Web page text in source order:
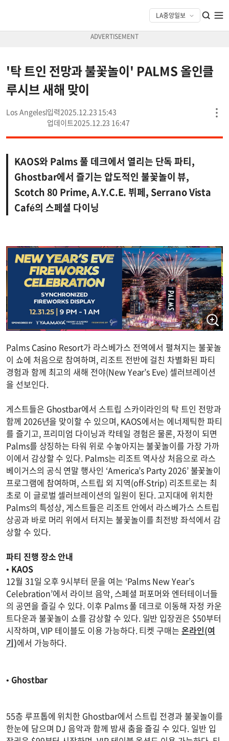
'탁 트인 전망과 불꽃놀이' PALMS 올인클
루시브 새해 맞이
Los Angeles
2025.12.23 15:43
2025.12.23 16:47
KAOS와 Palms 풀 데크에서 열리는 단독 파티,
Ghostbar에서 즐기는 압도적인 불꽃놀이 뷰,
Scotch 80 Prime, A.Y.C.E. 뷔페, Serrano Vista
Café의 스페셜 다이닝
Palms Casino Resort가 라스베가스 전역에서 펼쳐지는 불꽃놀
이 쇼에 처음으로 참여하며, 리조트 전반에 걸친 차별화된 파티
경험과 함께 최고의 새해 전야(New Year’s Eve) 셀러브레이션
을 선보인다.
게스트들은 Ghostbar에서 스트립 스카이라인의 탁 트인 전망과
함께 2026년을 맞이할 수 있으며, KAOS에서는 에너제틱한 파티
를 즐기고, 프리미엄 다이닝과 칵테일 경험은 물론, 자정이 되면
Palms를 상징하는 타워 위로 수놓아지는 불꽃놀이를 가장 가까
이에서 감상할 수 있다. Palms는 리조트 역사상 처음으로 라스
베이거스의 공식 연말 행사인 ‘America’s Party 2026’ 불꽃놀이
프로그램에 참여하며, 스트립 외 지역(off-Strip) 리조트로는 최
초로 이 글로벌 셀러브레이션의 일원이 된다. 고지대에 위치한
Palms의 특성상, 게스트들은 리조트 안에서 라스베가스 스트립
상공과 바로 머리 위에서 터지는 불꽃놀이를 최전방 좌석에서 감
상할 수 있다.
파티 진행 장소 안내
• KAOS
12월 31일 오후 9시부터 문을 여는 ‘Palms New Year’s
Celebration’에서 라이브 음악, 스페셜 퍼포머와 엔터테이너들
의 공연을 즐길 수 있다. 이후 Palms 풀 데크로 이동해 자정 카운
트다운과 불꽃놀이 쇼를 감상할 수 있다. 일반 입장권은 $50부터
시작하며, VIP 테이블도 이용 가능하다. 티켓 구매는온라인(여
기)에서 가능하다.
• Ghostbar
55층 루프톱에 위치한 Ghostbar에서 스트립 전경과 불꽃놀이를
한눈에 담으며 DJ 음악과 함께 밤새 춤을 즐길 수 있다. 일반 입